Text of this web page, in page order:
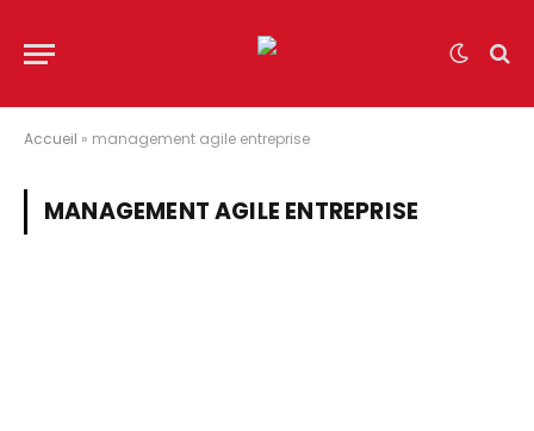
Accueil » management agile entreprise
MANAGEMENT AGILE ENTREPRISE